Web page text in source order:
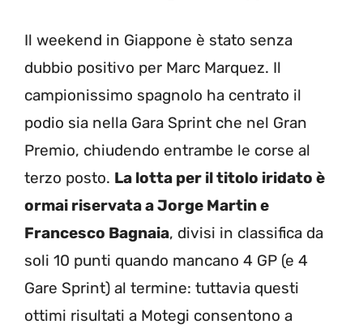
Il weekend in Giappone è stato senza
dubbio positivo per Marc Marquez. Il
campionissimo spagnolo ha centrato il
podio sia nella Gara Sprint che nel Gran
Premio, chiudendo entrambe le corse al
terzo posto. La lotta per il titolo iridato è
ormai riservata a Jorge Martin e
Francesco Bagnaia, divisi in classifica da
soli 10 punti quando mancano 4 GP (e 4
Gare Sprint) al termine: tuttavia questi
ottimi risultati a Motegi consentono a